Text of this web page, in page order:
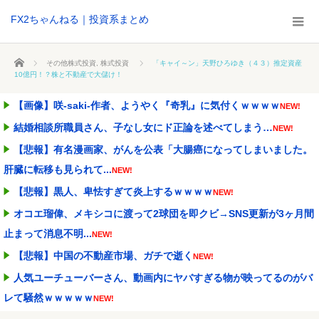
FX2ちゃんねる｜投資系まとめ
ホーム その他株式投資 株式投資
「キャイ～ン」天野ひろゆき（４３）推定資産
10億円！？株と不動産で大儲け！
【画像】咲-saki-作者、ようやく『奇乳』に気付くｗｗｗｗNEW!
結婚相談所職員さん、子なし女にド正論を述べてしまう…NEW!
【悲報】有名漫画家、がんを公表「大腸癌になってしまいました。
肝臓に転移も見られて...NEW!
【悲報】黒人、卑怯すぎて炎上するｗｗｗｗNEW!
オコエ瑠偉、メキシコに渡って2球団を即クビ→SNS更新が3ヶ月間
止まって消息不明...NEW!
【悲報】中国の不動産市場、ガチで逝く NEW!
人気ユーチューバーさん、動画内にヤバすぎる物が映ってるのがバ
レて騒然ｗｗｗｗｗNEW!